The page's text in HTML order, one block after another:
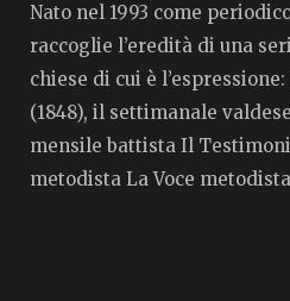
Nato nel 1993 come
raccoglie l’eredità di una
chiese di cui è
(1848), il settimanale
mensile battista Il
metodista La Voce metodista